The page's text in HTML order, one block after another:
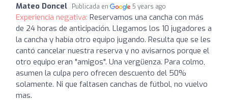
Mateo Doncel Publicada en 5 years ago
Experiencia negativa: Reservamos una cancha con más
de 24 horas de anticipación. Llegamos los 10 jugadores a
la cancha y había otro equipo jugando. Resulta que se les
cantó cancelar nuestra reserva y no avisarnos porque el
otro equipo eran "amigos". Una vergüenza. Para colmo,
asumen la culpa pero ofrecen descuento del 50%
solamente. Ni que faltasen canchas de fútbol, no vuelvo
mas.